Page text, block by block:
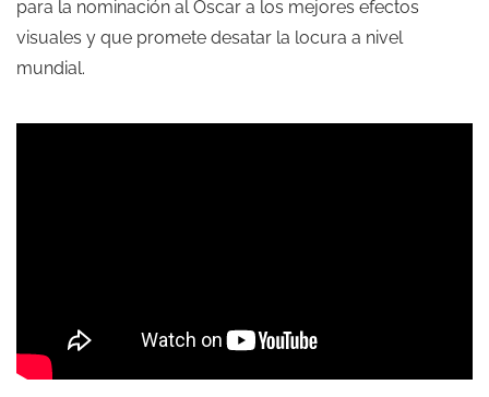
para la nominación al Oscar a los mejores efectos
visuales y que promete desatar la locura a nivel
mundial.